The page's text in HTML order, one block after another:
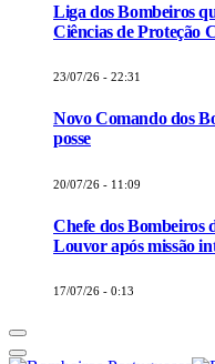
Liga dos Bombeiros
Ciências de Proteção
23/07/26 - 22:31
Novo Comando dos
posse
20/07/26 - 11:09
Chefe dos Bombeiros
Louvor após missão
17/07/26 - 0:13